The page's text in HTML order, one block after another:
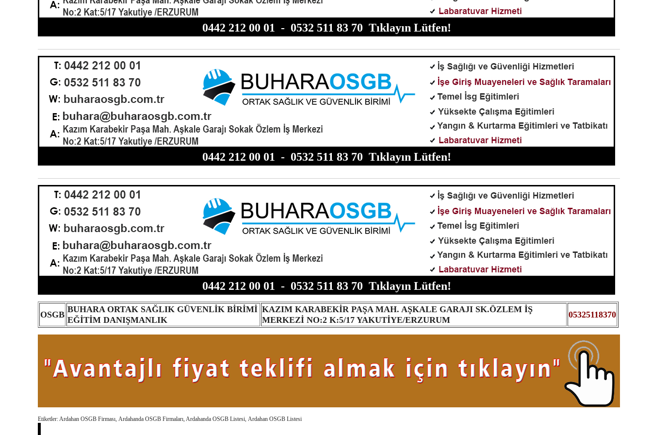
0442 212 00 01 - 0532 511 83 70 Tıklayın Lütfen!
0442 212 00 01 - 0532 511 83 70 Tıklayın Lütfen!
0442 212 00 01 - 0532 511 83 70 Tıklayın Lütfen!
OSGB
BUHARA ORTAK SAĞLIK GÜVENLİK BİRİMİ
EĞİTİM DANIŞMANLIK
KAZIM KARABEKİR PAŞA MAH. AŞKALE GARAJI SK.ÖZLEM İŞ
MERKEZİ NO:2 K:5/17 YAKUTİYE/ERZURUM
05325118370
Etiketler: Ardahan OSGB Firması, Ardahanda OSGB Firmaları, Ardahanda OSGB Listesi, Ardahan OSGB Listesi